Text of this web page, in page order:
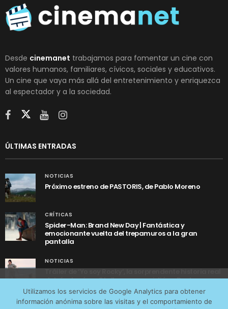
Desde cinemanet trabajamos para fomentar un cine con
valores humanos, familiares, cívicos, sociales y educativos.
Un cine que vaya más allá del entretenimiento y enriquezca
al espectador y a la sociedad.
ÚLTIMAS ENTRADAS
NOTICIAS
Próximo estreno de PASTORIS, de Pablo Moreno
CRÍTICAS
Spider-Man: Brand New Day | Fantástica y
emocionante vuelta del trepamuros a la gran
pantalla
NOTICIAS
detrás de cómo Stallone se convirtió en Rocky
Utilizamos los servicios de Google Analytics para obtener
información anónima sobre las visitas y el comportamiento de
tráfico web que recibimos y conocer los servicios que